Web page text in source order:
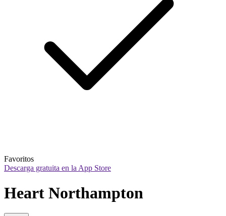
Favoritos
Descarga gratuita en la App Store
Heart Northampton